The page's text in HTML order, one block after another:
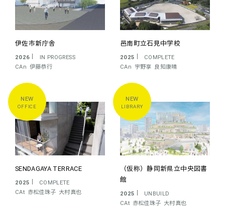
赤松佳珠子 大村真也 小泉雅生
IN PROGRESS
UNBUILD
CHRONICLE
OLDEST
伊佐市新庁舎
2026
IN PROGRESS
CAn 伊藤恭行
邑南町立石見中学校
2025
COMPLETE
CAn 宇野享 良知康晴
OFFICE
SENDAGAYA TERRACE
2025
COMPLETE
CAt 赤松佳珠子 大村真也
LIBRARY
（仮称）静岡新県立中央図書
館
2025
UNBUILD
CAt 赤松佳珠子 大村真也